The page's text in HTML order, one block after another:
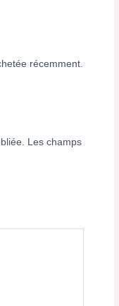
récemment.
Les champs